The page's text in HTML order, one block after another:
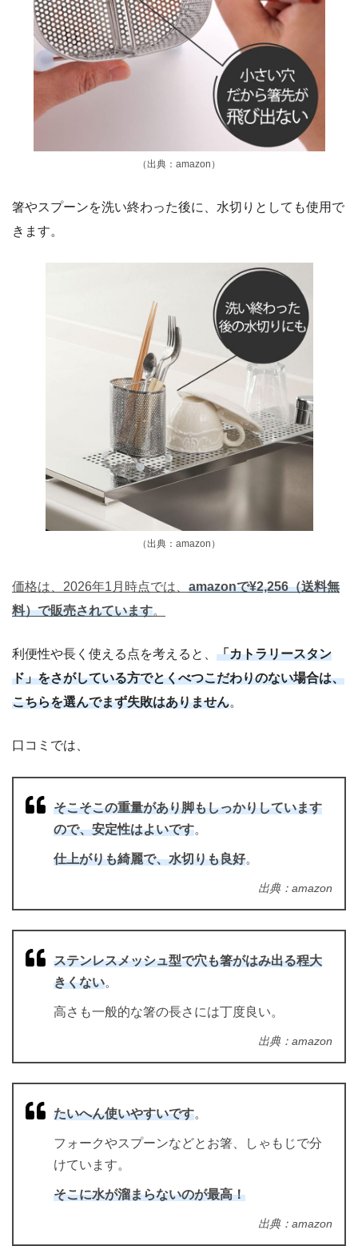
（出典：amazon）
箸やスプーンを洗い終わった後に、水切りとしても使用で
きます。
（出典：amazon）
価格は、2026年1月時点では、 amazonで¥2,256（送料無
料）で販売されています。
利便性や長く使える点を考えると、 「カトラリースタン
ド」をさがしている方でとくべつこだわりのない場合は、
こちらを選んでまず失敗はありません。
口コミでは、
そこそこの重量があり脚もしっかりしています
ので、安定性はよいです。
仕上がりも綺麗で、水切りも良好。
出典：amazon
ステンレスメッシュ型で穴も箸がはみ出る程大
きくない。
高さも一般的な箸の長さには丁度良い。
出典：amazon
たいへん使いやすいです。
フォークやスプーンなどとお箸、しゃもじで分
けています。
そこに水が溜まらないのが最高！
出典：amazon